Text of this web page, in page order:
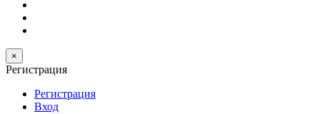
×
Регистрация
Регистрация
Вход